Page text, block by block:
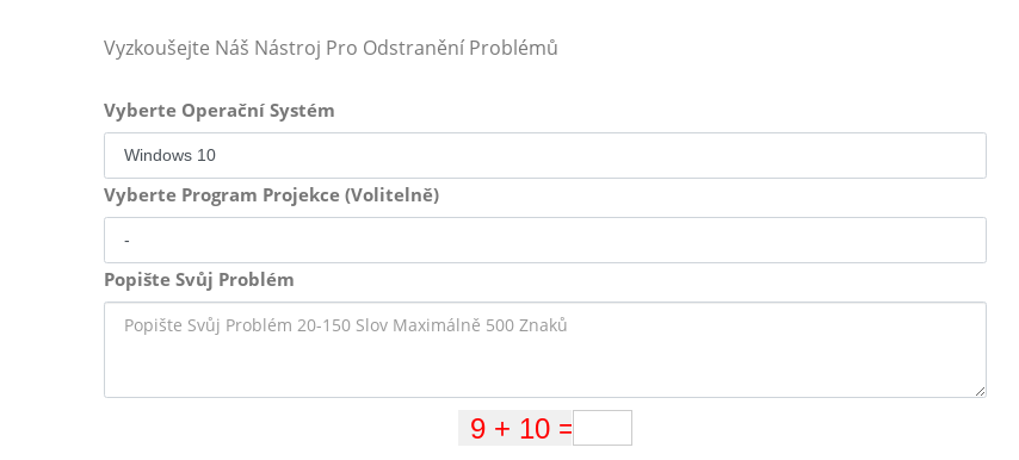
Vyzkoušejte Náš Nástroj Pro Odstranění Problémů
Vyberte Operační Systém
Vyberte Program Projekce (Volitelně)
Popište Svůj Problém